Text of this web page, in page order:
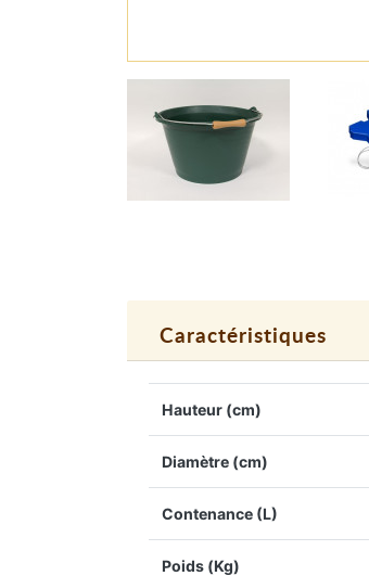
Caractéristiques
Hauteur (cm)
Diamètre (cm)
Contenance (L)
Poids (Kg)